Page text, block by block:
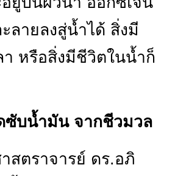
ลายลงสู่น้ำได้ สิ่งมี
หรือสิ่งมีชีวิตในน้ำก็
ซับน้ำมัน จากชีวมวล
ราจารย์ ดร.อภิ